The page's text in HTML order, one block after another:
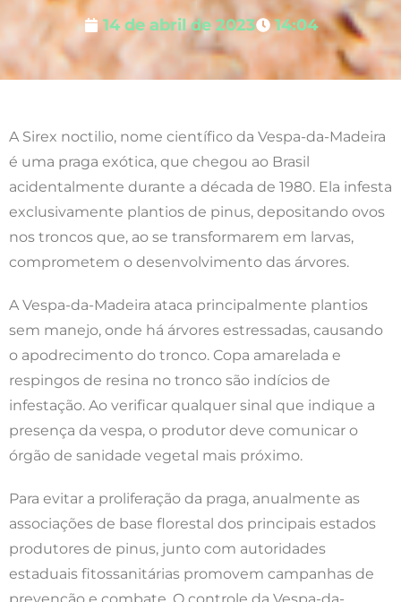
14 de abril de 2023 14:04
A Sirex noctilio, nome científico da Vespa-da-Madeira
é uma praga exótica, que chegou ao Brasil
acidentalmente durante a década de 1980. Ela infesta
exclusivamente plantios de pinus, depositando ovos
nos troncos que, ao se transformarem em larvas,
comprometem o desenvolvimento das árvores.
A Vespa-da-Madeira ataca principalmente plantios
sem manejo, onde há árvores estressadas, causando
o apodrecimento do tronco. Copa amarelada e
respingos de resina no tronco são indícios de
infestação. Ao verificar qualquer sinal que indique a
presença da vespa, o produtor deve comunicar o
órgão de sanidade vegetal mais próximo.
Para evitar a proliferação da praga, anualmente as
associações de base florestal dos principais estados
produtores de pinus, junto com autoridades
estaduais fitossanitárias promovem campanhas de